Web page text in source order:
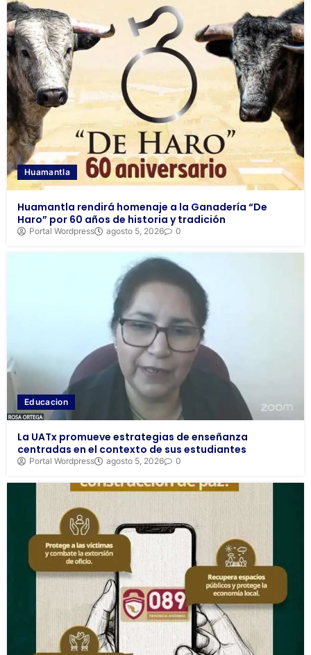
Huamantla
Huamantla rendirá homenaje a la Ganadería “De
Haro” por 60 años de historia y tradición
Portal Wordpress agosto 5, 2026 0
Educacion
La UATx promueve estrategias de enseñanza
centradas en el contexto de sus estudiantes
Portal Wordpress agosto 5, 2026 0